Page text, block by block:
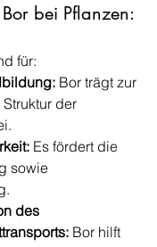
bei Pflanzen:
für:
Bor trägt zur
der
Es fördert die
sowie
des
Bor hilft